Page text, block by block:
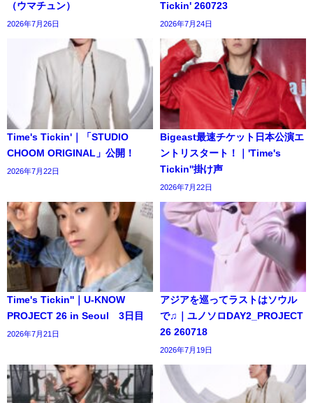
（ウマチュン）
2026年7月26日
Tickin' 260723
2026年7月24日
Time's Tickin'｜「STUDIO
CHOOM ORIGINAL」公開！
2026年7月22日
Bigeast最速チケット日本公演エ
ントリスタート！｜'Time's
Tickin''掛け声
2026年7月22日
Time's Tickin''｜U-KNOW
PROJECT 26 in Seoul 3日目
2026年7月21日
アジアを巡ってラストはソウル
で♫｜ユノソロDAY2_PROJECT
26 260718
2026年7月19日